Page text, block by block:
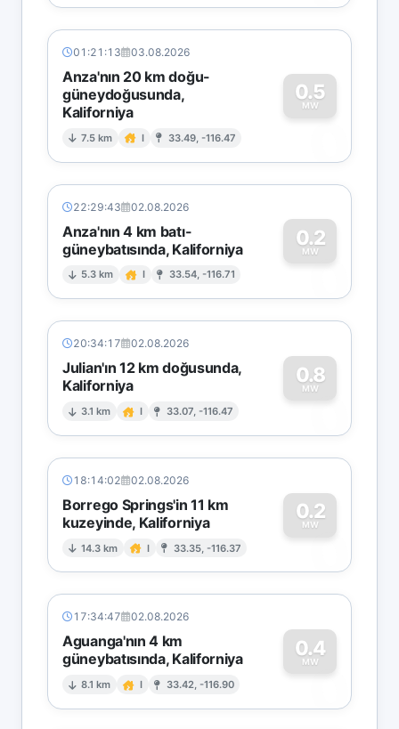
01:21:13 03.08.2026
Anza'nın 20 km doğu-
güneydoğusunda,
Kaliforniya
7.5 km I 33.49, -116.47
0.5
MW
0
22:29:43 02.08.2026
Anza'nın 4 km batı-
güneybatısında, Kaliforniya
5.3 km I 33.54, -116.71
0.2
MW
0
20:34:17 02.08.2026
Julian'ın 12 km doğusunda,
Kaliforniya
3.1 km I 33.07, -116.47
0.8
MW
0
18:14:02 02.08.2026
Borrego Springs'in 11 km
kuzeyinde, Kaliforniya
14.3 km I 33.35, -116.37
0.2
MW
0
17:34:47 02.08.2026
Aguanga'nın 4 km
güneybatısında, Kaliforniya
8.1 km I 33.42, -116.90
0.4
MW
0